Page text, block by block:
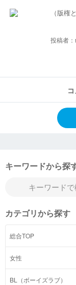
（版権
投稿者
キーワードから探
カテゴリから探す
総合TOP
女性
BL（ボーイズラブ）